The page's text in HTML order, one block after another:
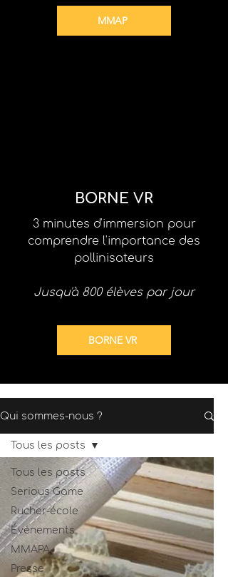
MMAP
BORNE VR
3 minutes d'immersion pour
comprendre l'importance des
pollinisateurs
Jusqu'à 800 élèves par jour
BORNE VR
Qui sommes-nous ?
Tous les posts
Serious Game
Rucher-école
Événements
MMAPA
Presse
Tous les posts